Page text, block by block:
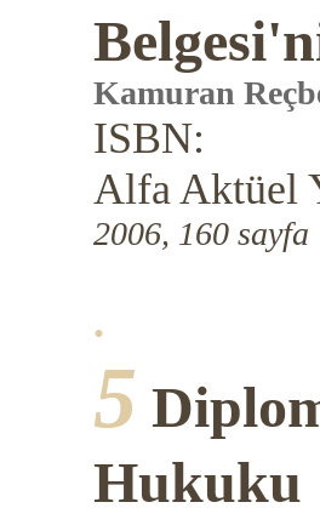
Kamuran
ISBN:
Alfa Aktüel
2006, 160 sayfa
.
5
Hukuku